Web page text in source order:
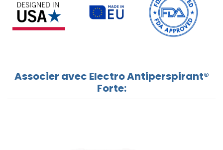
Associer avec Electro Antiperspirant®
Forte: